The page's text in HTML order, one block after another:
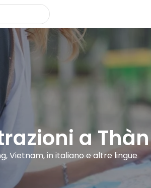
a
Vietnam, in italiano e altre lingue